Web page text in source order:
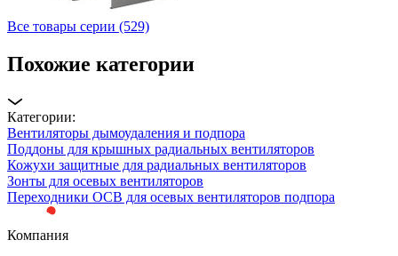
Все товары серии (529)
Похожие категории
Категории:
Вентиляторы дымоудаления и подпора
Поддоны для крышных радиальных вентиляторов
Кожухи защитные для радиальных вентиляторов
Зонты для осевых вентиляторов
Переходники ОСВ для осевых вентиляторов подпора
Компания